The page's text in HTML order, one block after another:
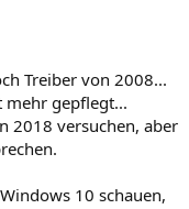
Treiber von 2008...
mehr gepflegt...
2018 versuchen, aber
10 schauen,